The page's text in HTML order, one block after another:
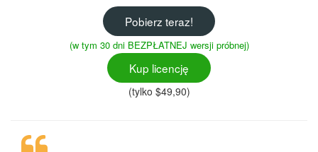
Pobierz teraz!
(w tym 30 dni BEZPŁATNEJ wersji próbnej)
Kup licencję
(tylko $49,90)